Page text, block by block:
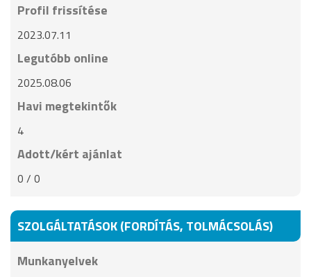
Profil frissítése
2023.07.11
Legutóbb online
2025.08.06
Havi megtekintők
4
Adott/kért ajánlat
0 / 0
SZOLGÁLTATÁSOK (FORDÍTÁS, TOLMÁCSOLÁS)
Munkanyelvek